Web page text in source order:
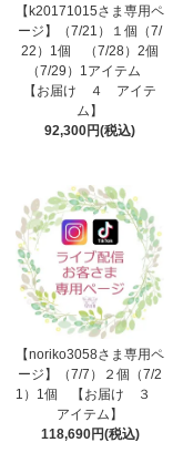
【k20171015さま専用ペ
ージ】（7/21）１個（7/
22）1個 （7/28）2個
（7/29）1アイテム
【お届け ４ アイテ
ム】
92,300円(税込)
【noriko3058さま専用ペ
ージ】（7/7）２個（7/2
1）1個 【お届け ３
アイテム】
118,690円(税込)